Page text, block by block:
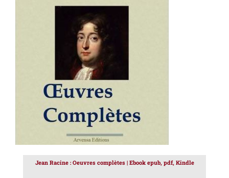
AJOUTER AU PANIER
Jean Racine : Oeuvres complètes | Ebook epub, pdf, Kindle